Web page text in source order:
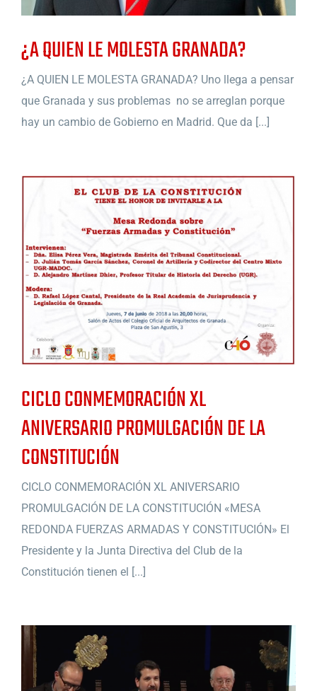
¿A QUIEN LE MOLESTA GRANADA?
¿A QUIEN LE MOLESTA GRANADA? Uno llega a pensar
que Granada y sus problemas no se arreglan porque
hay un cambio de Gobierno en Madrid. Que da [...]
CICLO CONMEMORACIÓN XL
ANIVERSARIO PROMULGACIÓN DE LA
CONSTITUCIÓN
CICLO CONMEMORACIÓN XL ANIVERSARIO
PROMULGACIÓN DE LA CONSTITUCIÓN «MESA
REDONDA FUERZAS ARMADAS Y CONSTITUCIÓN» El
Presidente y la Junta Directiva del Club de la
Constitución tienen el [...]